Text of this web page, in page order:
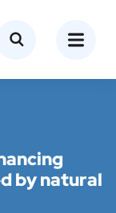
by natural